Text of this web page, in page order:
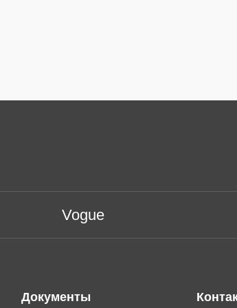
Vogue
Документы